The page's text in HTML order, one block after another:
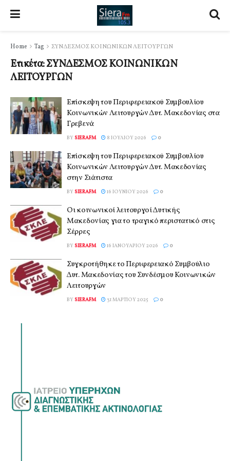
Home Tag ΣΥΝΔΕΣΜΟΣ ΚΟΙΝΩΝΙΚΩΝ ΛΕΙΤΟΥΡΓΩΝ
Ετικέτα:ΣΥΝΔΕΣΜΟΣ ΚΟΙΝΩΝΙΚΩΝ
ΛΕΙΤΟΥΡΓΩΝ
Επίσκεψη του Περιφερειακού Συμβουλίου
Κοινωνικών Λειτουργών Δυτ. Μακεδονίας στα
Γρεβενά
BY SIERAFM 8 ΙΟΥΛΊΟΥ 2026 0
Επίσκεψη του Περιφερειακού Συμβουλίου
Κοινωνικών Λειτουργών Δυτ. Μακεδονίας
στην Σιάτιστα
BY SIERAFM 16 ΙΟΥΝΊΟΥ 2026 0
Οι κοινωνικοί λειτουργοί Δυτικής
Μακεδονίας για το τραγικό περιστατικό στις
Σέρρες
BY SIERAFM 16 ΙΑΝΟΥΑΡΊΟΥ 2026 0
Συγκροτήθηκε το Περιφερειακό Συμβούλιο
Δυτ. Μακεδονίας του Συνδέσμου Κοινωνικών
Λειτουργών
BY SIERAFM 31 ΜΑΡΤΊΟΥ 2025 0